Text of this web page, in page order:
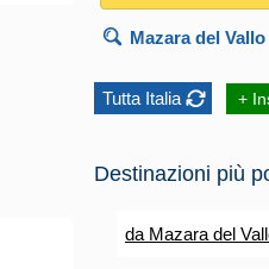
Mazara del Vallo
Tutta Italia +
Destinazioni più
da Mazara del